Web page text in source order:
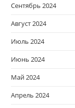
Сентябрь 2024
Август 2024
Июль 2024
Июнь 2024
Май 2024
Апрель 2024